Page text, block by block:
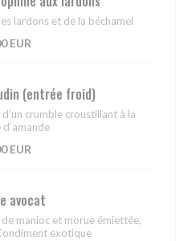
lardons et de la béchamel
EUR
(entrée froid)
crumble croustillant à la
EUR
avocat
manioc et morue émiettée,
exotique